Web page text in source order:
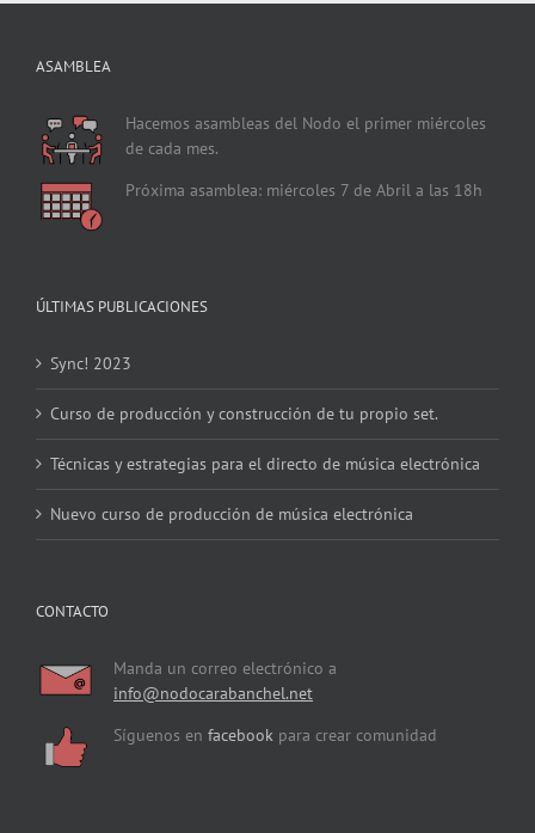
ASAMBLEA
Hacemos asambleas del Nodo el primer miércoles
de cada mes.
Próxima asamblea: miércoles 7 de Abril a las 18h
ÚLTIMAS PUBLICACIONES
Sync! 2023
Curso de producción y construcción de tu propio set.
Técnicas y estrategias para el directo de música electrónica
Nuevo curso de producción de música electrónica
CONTACTO
Manda un correo electrónico a
info@nodocarabanchel.net
Síguenos en facebook para crear comunidad